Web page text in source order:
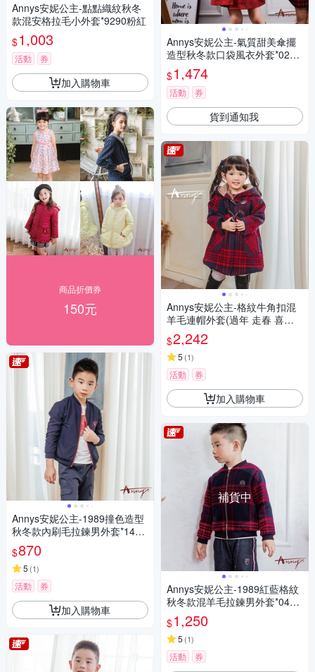
Annys安妮公主-點點織紋秋冬
款混安格拉毛小外套*9290粉紅
$1,003
活動 券
加入購物車
商品折價券
150元
Annys安妮公主-1989撞色造型
秋冬款內刷毛拉鍊男外套*1499
藍色
$870
5 (1)
活動 券
加入購物車
Annys安妮公主-氣質甜美傘擺
造型秋冬款口袋風衣外套*0298
紅色
$1,474
活動 券
貨到通知我
Annys安妮公主-格紋牛角扣混
羊毛連帽外套(過年 走春 喜氣)*
1672藍色
$2,242
5 (1)
活動 券
加入購物車
補貨中
Annys安妮公主-1989紅藍格紋
秋冬款混羊毛拉鍊男外套*0497
藍色
$1,250
5 (1)
活動 券